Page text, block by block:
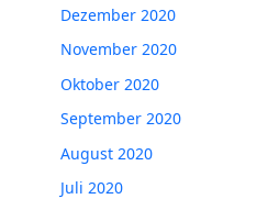
Dezember 2020
November 2020
Oktober 2020
September 2020
August 2020
Juli 2020